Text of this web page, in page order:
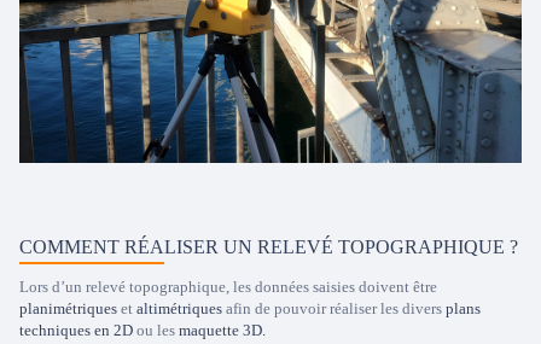
COMMENT RÉALISER UN RELEVÉ TOPOGRAPHIQUE ?
Lors d’un relevé topographique, les données saisies doivent être
planimétriques et altimétriques afin de pouvoir réaliser les divers plans
techniques en 2D ou les maquette 3D.